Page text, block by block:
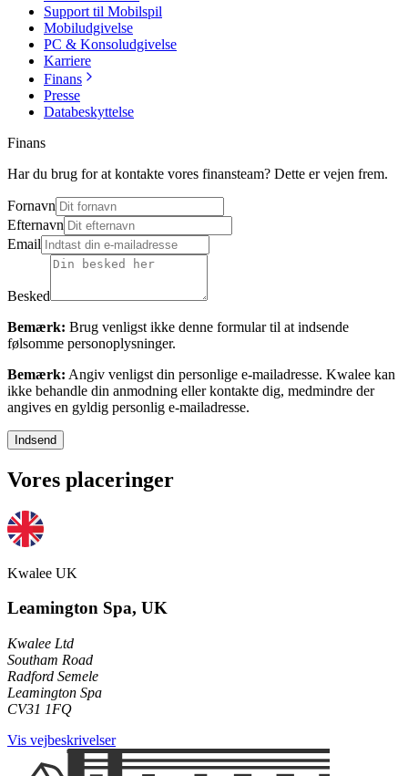
Support til Mobilspil
Mobiludgivelse
PC & Konsoludgivelse
Karriere
Finans
Presse
Databeskyttelse
Finans
Har du brug for at kontakte vores finansteam? Dette er vejen frem.
Fornavn
Efternavn
Email
Besked
Bemærk: Brug venligst ikke denne formular til at indsende
følsomme personoplysninger.
Bemærk: Angiv venligst din personlige e-mailadresse. Kwalee kan
ikke behandle din anmodning eller kontakte dig, medmindre der
angives en gyldig personlig e-mailadresse.
Indsend
Vores placeringer
Kwalee UK
Leamington Spa, UK
Kwalee Ltd
Southam Road
Radford Semele
Leamington Spa
CV31 1FQ
Vis vejbeskrivelser